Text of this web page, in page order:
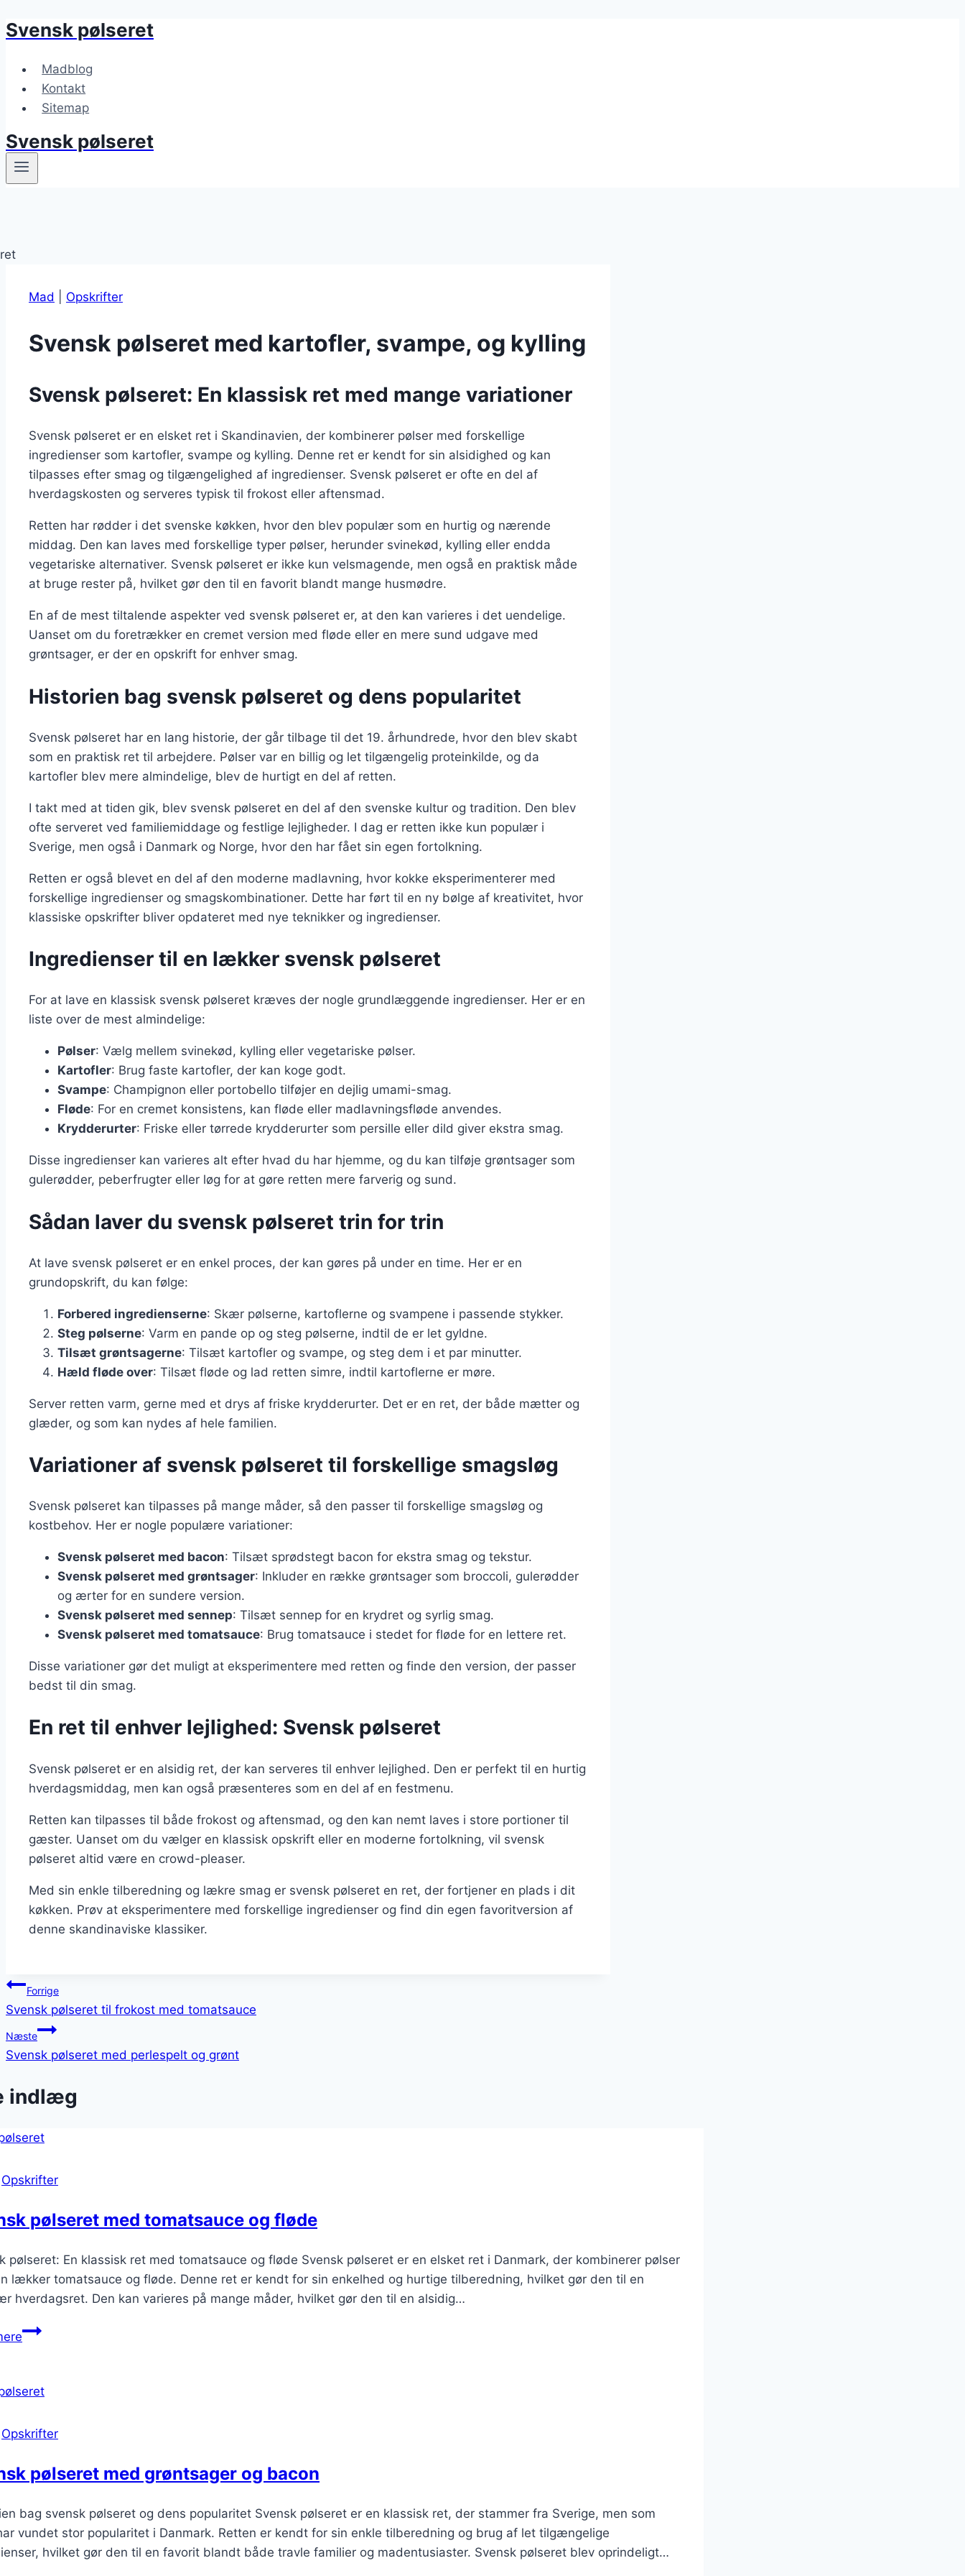
Fortsæt
indhold
Svensk pølseret
Madblog
Kontakt
Sitemap
Svensk pølseret
Mad Opskrifter
Svensk pølseret med kartofler, svampe, og kylling
Svensk pølseret: En klassisk ret med mange variationer
Svensk pølseret er en elsket ret i Skandinavien, der kombinerer pølser med forskellige
ingredienser som kartofler, svampe og kylling. Denne ret er kendt for sin alsidighed og kan
tilpasses efter smag og tilgængelighed af ingredienser. Svensk pølseret er ofte en del af
hverdagskosten og serveres typisk til frokost eller aftensmad.
Retten har rødder i det svenske køkken, hvor den blev populær som en hurtig og nærende
middag. Den kan laves med forskellige typer pølser, herunder svinekød, kylling eller endda
vegetariske alternativer. Svensk pølseret er ikke kun velsmagende, men også en praktisk måde
at bruge rester på, hvilket gør den til en favorit blandt mange husmødre.
En af de mest tiltalende aspekter ved svensk pølseret er, at den kan varieres i det uendelige.
Uanset om du foretrækker en cremet version med fløde eller en mere sund udgave med
grøntsager, er der en opskrift for enhver smag.
Historien bag svensk pølseret og dens popularitet
Svensk pølseret har en lang historie, der går tilbage til det 19. århundrede, hvor den blev skabt
som en praktisk ret til arbejdere. Pølser var en billig og let tilgængelig proteinkilde, og da
kartofler blev mere almindelige, blev de hurtigt en del af retten.
I takt med at tiden gik, blev svensk pølseret en del af den svenske kultur og tradition. Den blev
ofte serveret ved familiemiddage og festlige lejligheder. I dag er retten ikke kun populær i
Sverige, men også i Danmark og Norge, hvor den har fået sin egen fortolkning.
Retten er også blevet en del af den moderne madlavning, hvor kokke eksperimenterer med
forskellige ingredienser og smagskombinationer. Dette har ført til en ny bølge af kreativitet, hvor
klassiske opskrifter bliver opdateret med nye teknikker og ingredienser.
Ingredienser til en lækker svensk pølseret
For at lave en klassisk svensk pølseret kræves der nogle grundlæggende ingredienser. Her er en
liste over de mest almindelige:
Pølser: Vælg mellem svinekød, kylling eller vegetariske pølser.
Kartofler: Brug faste kartofler, der kan koge godt.
Svampe: Champignon eller portobello tilføjer en dejlig umami-smag.
Fløde: For en cremet konsistens, kan fløde eller madlavningsfløde anvendes.
Krydderurter: Friske eller tørrede krydderurter som persille eller dild giver ekstra smag.
Disse ingredienser kan varieres alt efter hvad du har hjemme, og du kan tilføje grøntsager som
gulerødder, peberfrugter eller løg for at gøre retten mere farverig og sund.
Sådan laver du svensk pølseret trin for trin
At lave svensk pølseret er en enkel proces, der kan gøres på under en time. Her er en
grundopskrift, du kan følge:
Forbered ingredienserne: Skær pølserne, kartoflerne og svampene i passende stykker.
Steg pølserne: Varm en pande op og steg pølserne, indtil de er let gyldne.
Tilsæt grøntsagerne: Tilsæt kartofler og svampe, og steg dem i et par minutter.
Hæld fløde over: Tilsæt fløde og lad retten simre, indtil kartoflerne er møre.
Server retten varm, gerne med et drys af friske krydderurter. Det er en ret, der både mætter og
glæder, og som kan nydes af hele familien.
Variationer af svensk pølseret til forskellige smagsløg
Svensk pølseret kan tilpasses på mange måder, så den passer til forskellige smagsløg og
kostbehov. Her er nogle populære variationer:
Svensk pølseret med bacon: Tilsæt sprødstegt bacon for ekstra smag og tekstur.
Svensk pølseret med grøntsager: Inkluder en række grøntsager som broccoli, gulerødder
og ærter for en sundere version.
Svensk pølseret med sennep: Tilsæt sennep for en krydret og syrlig smag.
Svensk pølseret med tomatsauce: Brug tomatsauce i stedet for fløde for en lettere ret.
Disse variationer gør det muligt at eksperimentere med retten og finde den version, der passer
bedst til din smag.
En ret til enhver lejlighed: Svensk pølseret
Svensk pølseret er en alsidig ret, der kan serveres til enhver lejlighed. Den er perfekt til en hurtig
hverdagsmiddag, men kan også præsenteres som en del af en festmenu.
Retten kan tilpasses til både frokost og aftensmad, og den kan nemt laves i store portioner til
gæster. Uanset om du vælger en klassisk opskrift eller en moderne fortolkning, vil svensk
pølseret altid være en crowd-pleaser.
Med sin enkle tilberedning og lækre smag er svensk pølseret en ret, der fortjener en plads i dit
køkken. Prøv at eksperimentere med forskellige ingredienser og find din egen favoritversion af
denne skandinaviske klassiker.
Indlægsnavigation
Forrige
Svensk pølseret til frokost med tomatsauce
Næste
Svensk pølseret med perlespelt og grønt
indlæg
Opskrifter
pølseret med tomatsauce og fløde
pølseret: En klassisk ret med tomatsauce og fløde Svensk pølseret er en elsket ret i Danmark, der kombinerer pølser
lækker tomatsauce og fløde. Denne ret er kendt for sin enkelhed og hurtige tilberedning, hvilket gør den til en
hverdagsret. Den kan varieres på mange måder, hvilket gør den til en alsidig…
Svensk
tomatsauce
fløde
Opskrifter
pølseret med grøntsager og bacon
bag svensk pølseret og dens popularitet Svensk pølseret er en klassisk ret, der stammer fra Sverige, men som
vundet stor popularitet i Danmark. Retten er kendt for sin enkle tilberedning og brug af let tilgængelige
hvilket gør den til en favorit blandt både travle familier og madentusiaster. Svensk pølseret blev oprindeligt…